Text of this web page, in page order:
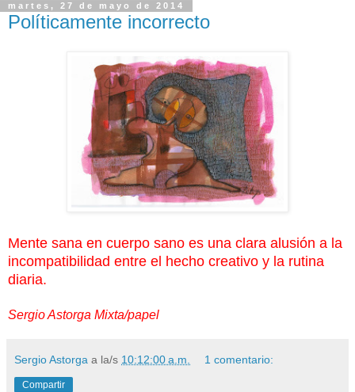
martes, 27 de mayo de 2014
Políticamente incorrecto
Mente sana en cuerpo sano es una clara alusión a la
incompatibilidad entre el hecho creativo y la rutina
diaria.
Sergio Astorga Mixta/papel
Sergio Astorga a la/s 10:12:00 a.m. 1 comentario:
Compartir